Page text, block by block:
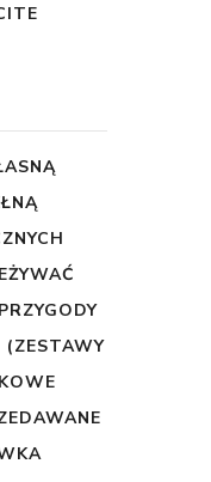
(ZESTAWY